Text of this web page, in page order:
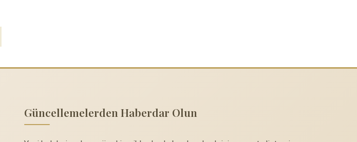
Güncellemelerden Haberdar Olun